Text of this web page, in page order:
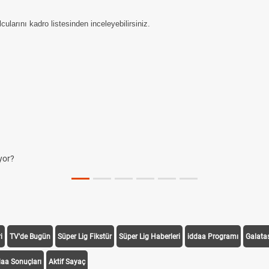
kadro listesinden inceleyebilirsiniz.
TV'de Bugün Süper Lig Fikstür Süper Lig Haberleri iddaa Programı
Sonuçları Aktif Sayaç